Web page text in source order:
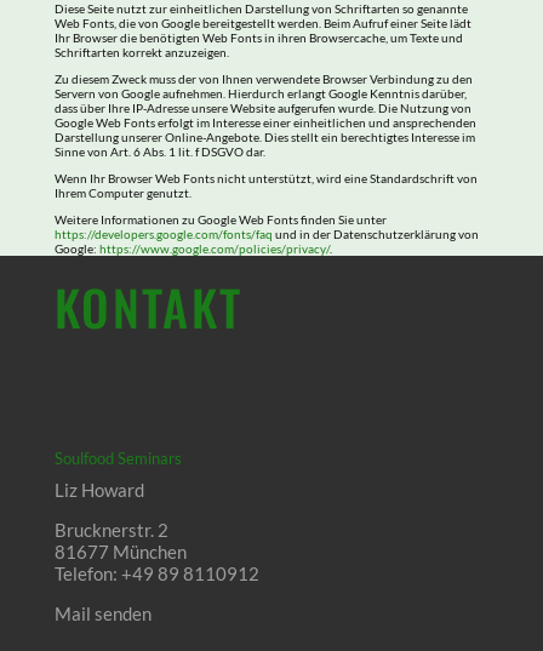
Diese Seite nutzt zur einheitlichen Darstellung von Schriftarten so genannte
Web Fonts, die von Google bereitgestellt werden. Beim Aufruf einer Seite lädt
Ihr Browser die benötigten Web Fonts in ihren Browsercache, um Texte und
Schriftarten korrekt anzuzeigen.
Zu diesem Zweck muss der von Ihnen verwendete Browser Verbindung zu den
Servern von Google aufnehmen. Hierdurch erlangt Google Kenntnis darüber,
dass über Ihre IP-Adresse unsere Website aufgerufen wurde. Die Nutzung von
Google Web Fonts erfolgt im Interesse einer einheitlichen und ansprechenden
Darstellung unserer Online-Angebote. Dies stellt ein berechtigtes Interesse im
Sinne von Art. 6 Abs. 1 lit. f DSGVO dar.
Wenn Ihr Browser Web Fonts nicht unterstützt, wird eine Standardschrift von
Ihrem Computer genutzt.
Weitere Informationen zu Google Web Fonts finden Sie unter
https://developers.google.com/fonts/faq und in der Datenschutzerklärung von
Google: https://www.google.com/policies/privacy/.
KONTAKT
Soulfood Seminars
Liz Howard
Brucknerstr. 2
81677 München
Telefon: +49 89 8110912
Mail senden